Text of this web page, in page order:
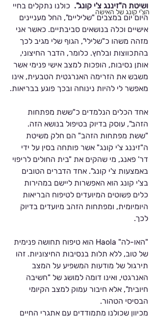
הצ'י קונג של האישה
ושיטת ה"זיננג צ'י קונג". כולנו נתקלים בחיי
היום יום במצבים "שליליים", החל מעניינים
אישיים וכלה בנושאים סביבתיים. כאשר אני
מזהה משהו כ"שלילי", הגוף שלי מגיב לכך
בהתכווצות ובלחץ. כלומר, הדבר החיצוני,
אותן נסיבות, הופכות למצב אישי פנימי אשר
משבש את הזרימה האנרגטית הטבעית, אינו
מאפשר לי להיות נינוחה ובכך פוגע בבריאות.
אחד הכלים הנלמדים כ"ששת מפתחות
הזהב", עוסק בדיוק בטיפול בנושא הזה.
"ששת מפתחות הזהב" הם חלק משיטת
ה"זיננג צ'י קונג" אשר פותחה בסין על ידי
דר' פאנג, מי שהקים את "בית החולים לריפוי
באמצעות צ'י קונג". אחד הדברים הטובים
בצ'י קונג הוא האפשרות ליישם במהירות
כלים פשוטים המיועדים לטיפוח הבריאות
היומיומית, ומפתחות הזהב מיועדים בדיוק
לכך.
"האו-לה" Haola הוא טיפוח תחושה פנימית
של טוב, ללא תלות בנסיבות החיצוניות. זהו
תירגול של מודעות המשפיע על המצב
האנרגטי, ואינו דומה למושג של "חשיבה
חיובית", אלא חיבור עמוק למצב הקיומי
הבסיסי הטהור.
מכיוון שכולנו מתמודדים עם אתגרי החיים